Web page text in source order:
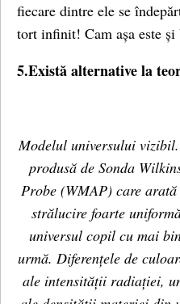
fiecare dintre ele se
tort infinit! Cam așa este și
5.Există alternative la
Modelul universului
produsă de Sonda
Probe (WMAP) care
strălucire foarte
universul copil cu mai
urmă. Diferențele de
ale intensității radiației,